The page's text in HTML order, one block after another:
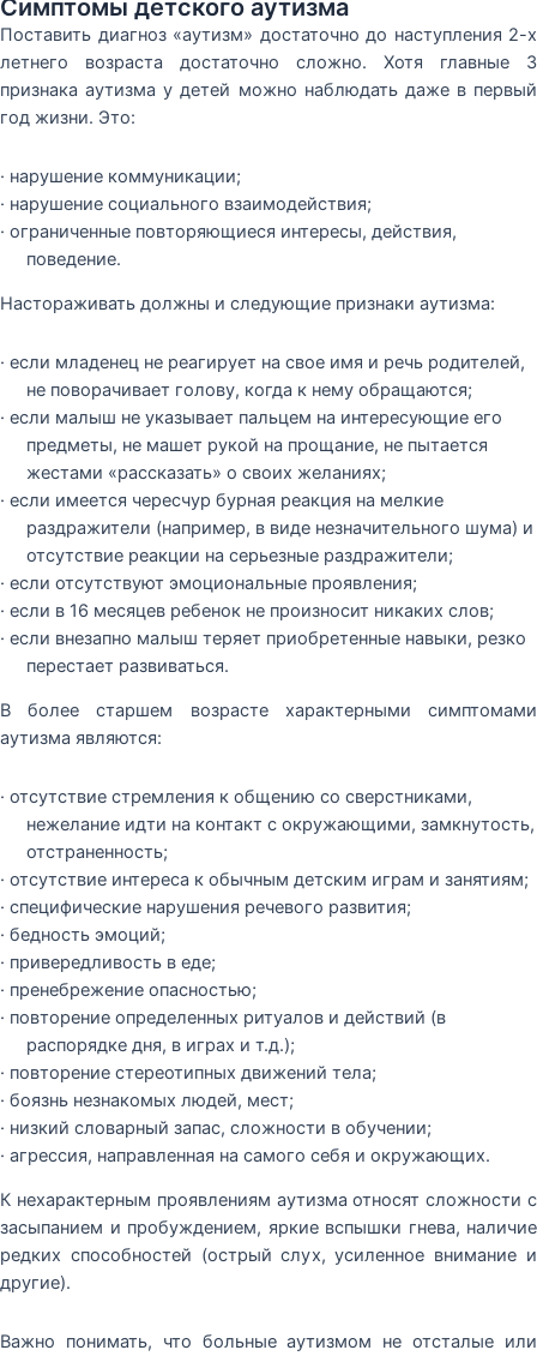
Симптомы детского аутизма
Поставить диагноз «аутизм» достаточно до наступления 2-х
летнего возраста достаточно сложно. Хотя главные 3
признака аутизма у детей можно наблюдать даже в первый
год жизни. Это:
· нарушение коммуникации;
· нарушение социального взаимодействия;
· ограниченные повторяющиеся интересы, действия,
поведение.
Настораживать должны и следующие признаки аутизма:
· если младенец не реагирует на свое имя и речь родителей,
не поворачивает голову, когда к нему обращаются;
· если малыш не указывает пальцем на интересующие его
предметы, не машет рукой на прощание, не пытается
жестами «рассказать» о своих желаниях;
· если имеется чересчур бурная реакция на мелкие
раздражители (например, в виде незначительного шума) и
отсутствие реакции на серьезные раздражители;
· если отсутствуют эмоциональные проявления;
· если в 16 месяцев ребенок не произносит никаких слов;
· если внезапно малыш теряет приобретенные навыки, резко
перестает развиваться.
В более старшем возрасте характерными симптомами
аутизма являются:
· отсутствие стремления к общению со сверстниками,
нежелание идти на контакт с окружающими, замкнутость,
отстраненность;
· отсутствие интереса к обычным детским играм и занятиям;
· специфические нарушения речевого развития;
· бедность эмоций;
· привередливость в еде;
· пренебрежение опасностью;
· повторение определенных ритуалов и действий (в
распорядке дня, в играх и т.д.);
· повторение стереотипных движений тела;
· боязнь незнакомых людей, мест;
· низкий словарный запас, сложности в обучении;
· агрессия, направленная на самого себя и окружающих.
К нехарактерным проявлениям аутизма относят сложности с
засыпанием и пробуждением, яркие вспышки гнева, наличие
редких способностей (острый слух, усиленное внимание и
другие).
Важно понимать, что больные аутизмом не отсталые или